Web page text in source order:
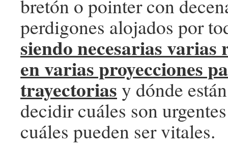
bretón o pointer con
perdigones alojados por
siendo necesarias
en varias proyecciones
trayectoriasy dónde
decidir cuáles son
cuáles pueden ser vitales.